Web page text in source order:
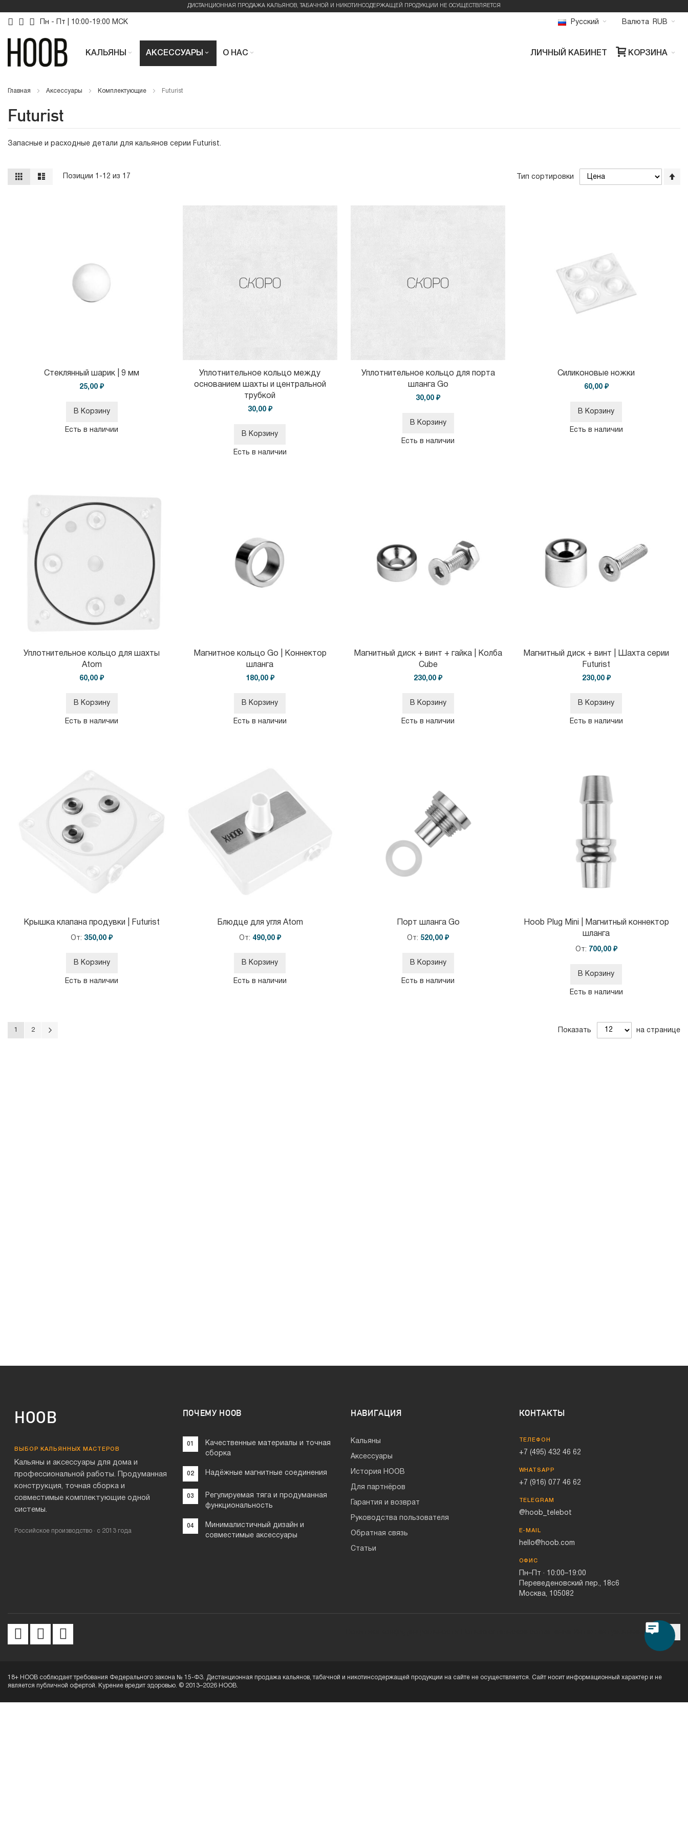
ДИСТАНЦИОННАЯ ПРОДАЖА КАЛЬЯНОВ, ТАБАЧНОЙ И НИКОТИНСОДЕРЖАЩЕЙ ПРОДУКЦИИ НЕ ОСУЩЕСТВЛЯЕТСЯ
Content
Пн - Пт | 10:00-19:00 МСК Валюта RUB
Русский
КАЛЬЯНЫ АКСЕССУАРЫ О НАС КОРЗИНА
ЛИЧНЫЙ КАБИНЕТ
Главная Аксессуары Комплектующие Futurist
Futurist
Запасные и расходные детали для кальянов серии Futurist.
Вид Сетка СписокПозиции 1 -12 из 17 Тип сортировки
Стеклянный шарик | 9 мм
25,00 ₽
В Корзину
Есть в наличии
Уплотнительное кольцо между
основанием шахты и центральной
трубкой
30,00 ₽
В Корзину
Есть в наличии
Уплотнительное кольцо для порта
шланга Go
30,00 ₽
В Корзину
Есть в наличии
Силиконовые ножки
60,00 ₽
В Корзину
Есть в наличии
Уплотнительное кольцо для шахты
Atom
60,00 ₽
В Корзину
Есть в наличии
Магнитное кольцо Go | Коннектор
шланга
180,00 ₽
В Корзину
Есть в наличии
Магнитный диск + винт + гайка | Колба
Cube
230,00 ₽
В Корзину
Есть в наличии
Магнитный диск + винт | Шахта серии
Futurist
230,00 ₽
В Корзину
Есть в наличии
Крышка клапана продувки | Futurist
От 350,00 ₽
В Корзину
Есть в наличии
Блюдце для угля Atom
От 490,00 ₽
В Корзину
Есть в наличии
Порт шланга Go
От 520,00 ₽
В Корзину
Есть в наличии
Hoob Plug Mini | Магнитный коннектор
шланга
От 700,00 ₽
В Корзину
Есть в наличии
Страница
Вы сейчас читаете страницу
1 Страница в целом
2 Показать на странице
HOOB
ВЫБОР КАЛЬЯННЫХ МАСТЕРОВ
Кальяны и аксессуары для дома и
профессиональной работы. Продуманная
конструкция, точная сборка и
совместимые комплектующие одной
системы.
Российское производство · с 2013 года
ПОЧЕМУ HOOB
01
Качественные материалы и точная
сборка
02 Надёжные магнитные соединения
03
Регулируемая тяга и продуманная
функциональность
04
Минималистичный дизайн и
совместимые аксессуары
НАВИГАЦИЯ
Кальяны
Аксессуары
История HOOB
Для партнёров
Гарантия и возврат
Руководства пользователя
Обратная связь
Статьи
КОНТАКТЫ
ТЕЛЕФОН
+7 (495) 432 46 62
WHATSAPP
+7 (916) 077 46 62
TELEGRAM
@hoob_telebot
E-MAIL
hello@hoob.com
ОФИС
Пн–Пт · 10:00–19:00
Переведеновский пер., 18с6
Москва, 105082
Интеллектуальные права
18+ HOOB соблюдает требования Федерального закона № 15-ФЗ. Дистанционная продажа кальянов, табачной и никотинсодержащей продукции на сайте не осуществляется. Сайт носит информационный характер и не
является публичной офертой. Курение вредит здоровью. © 2013–2026 HOOB.